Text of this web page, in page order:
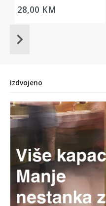
28,00 KM
Item
Izdvojeno